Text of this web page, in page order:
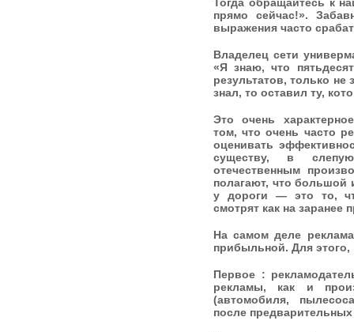
прямо сейчас!».
выражения часто
Владелец сети
«Я знаю, что
результатов, только
знал, то оставил ту,
Это очень
том, что очень часто
оценивать
существу, в
отечественным
полагают, что
у дороги — это то,
смотрят как на заранее
На самом деле
прибыльной. Для
Первое :
рекламы, как и
(автомобиля,
после